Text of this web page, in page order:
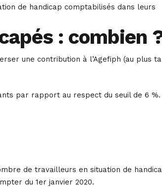
de handicap comptabilisés dans leurs
: combien
une contribution à l’Agefiph (au plus
par rapport au respect du seuil de 6
de travailleurs en situation de
du 1er janvier 2020.